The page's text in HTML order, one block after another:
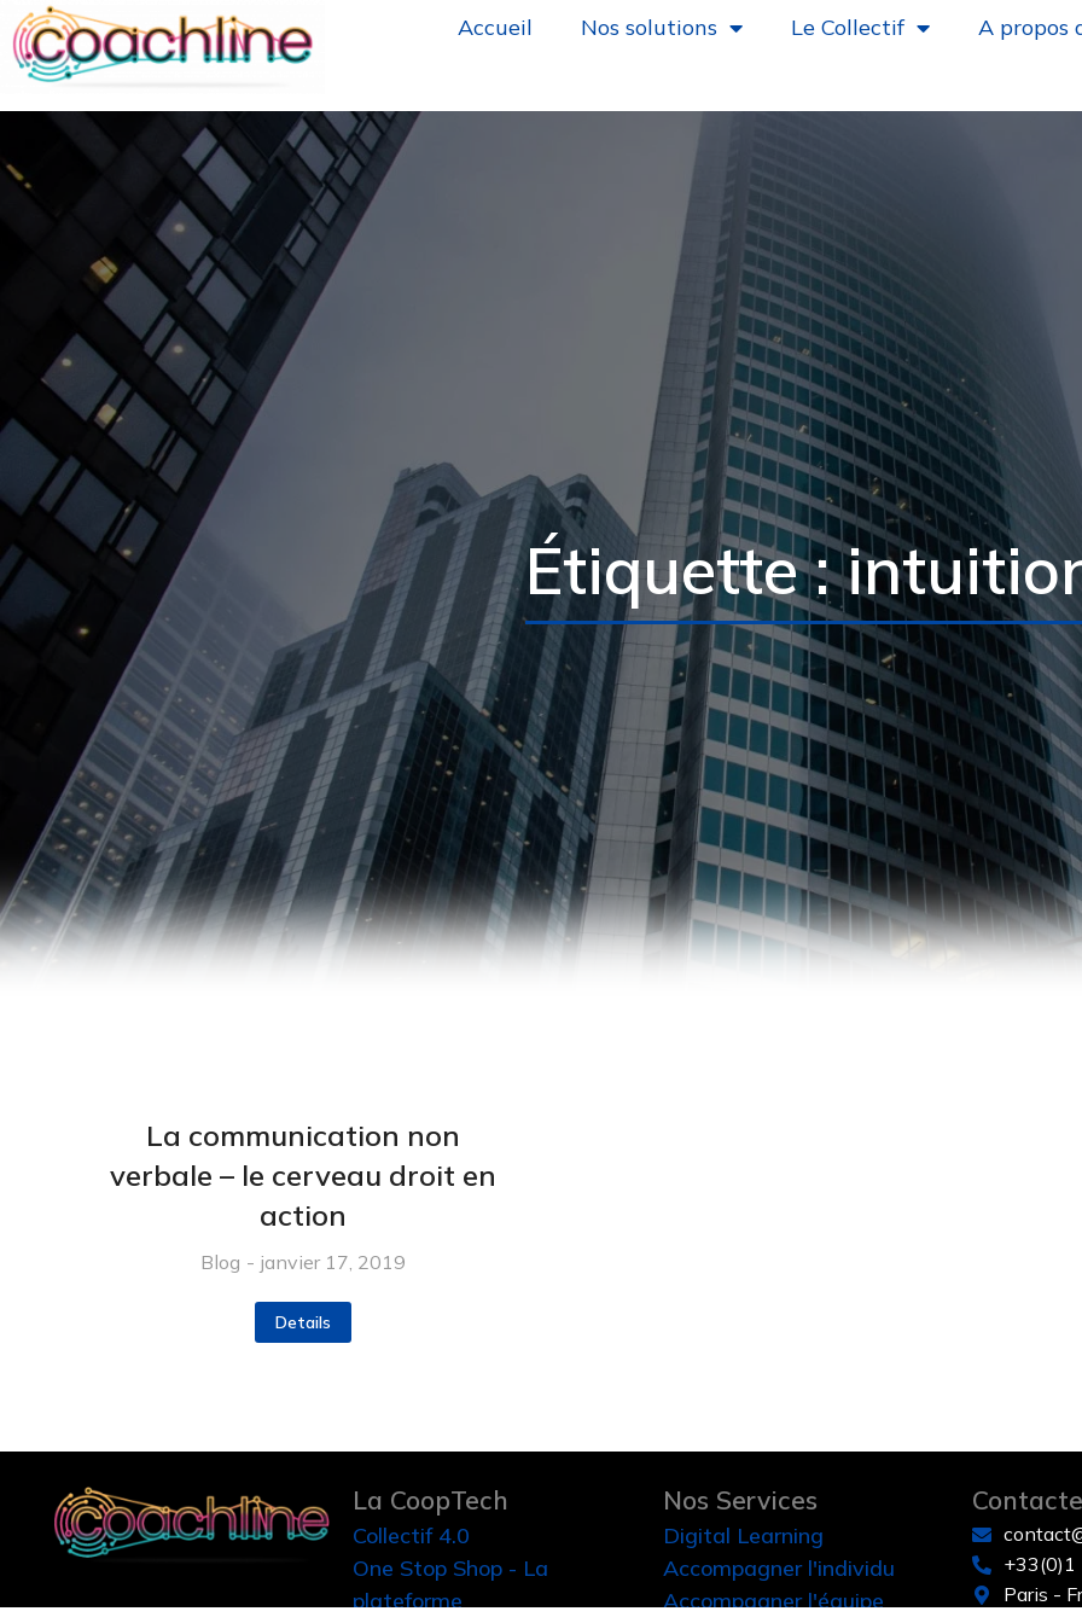
Accueil Nos solutions Le Collectif A propos
Étiquette :
La communication non
verbale – le cerveau droit en
action
Blog janvier 17, 2019
Details
La CoopTech
Collectif 4.0
One Stop Shop - La
plateforme
Nos Services
Digital Learning
Accompagner l'individu
Accompagner l'équipe
Paris -